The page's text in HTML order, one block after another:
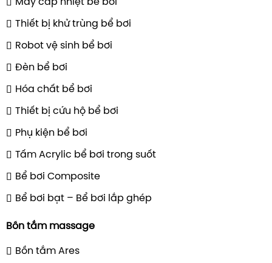
Thiết bị khử trùng bể bơi
Robot vệ sinh bể bơi
Đèn bể bơi
Hóa chất bể bơi
Thiết bị cứu hộ bể bơi
Phụ kiện bể bơi
Tấm Acrylic bể bơi trong suốt
Bể bơi Composite
Bể bơi bạt – Bể bơi lắp ghép
Bồn tắm massage
Bồn tắm Ares